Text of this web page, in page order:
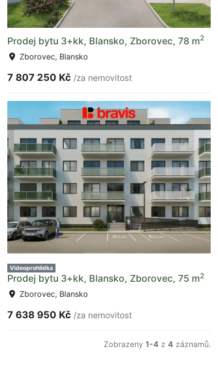
Prodej bytu 3+kk, Blansko, Zborovec, 78 m2
Zborovec, Blansko
7 807 250 Kč /za nemovitost
Videoprohlídka
Prodej bytu 3+kk, Blansko, Zborovec, 75 m2
Zborovec, Blansko
7 638 950 Kč /za nemovitost
Zobrazeny 1-4 z 4 záznamů.